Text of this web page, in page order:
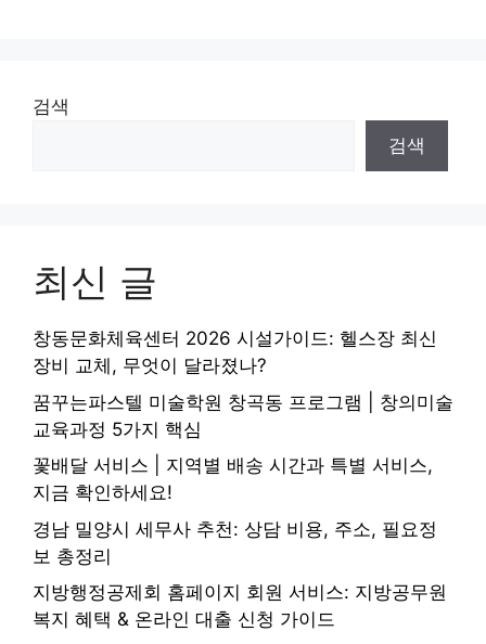
검색
검색
최신 글
창동문화체육센터 2026 시설가이드: 헬스장 최신
장비 교체, 무엇이 달라졌나?
꿈꾸는파스텔 미술학원 창곡동 프로그램 | 창의미술
교육과정 5가지 핵심
꽃배달 서비스 | 지역별 배송 시간과 특별 서비스,
지금 확인하세요!
경남 밀양시 세무사 추천: 상담 비용, 주소, 필요정
보 총정리
지방행정공제회 홈페이지 회원 서비스: 지방공무원
복지 혜택 & 온라인 대출 신청 가이드